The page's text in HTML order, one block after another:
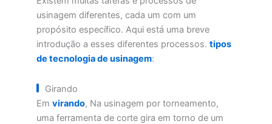
usinagem diferentes, cada um com um
propósito específico. Aqui está uma breve
introdução a esses diferentes processos. tipos
de tecnologia de usinagem:
Girando
Em virando, Na usinagem por torneamento,
uma ferramenta de corte gira em torno de um